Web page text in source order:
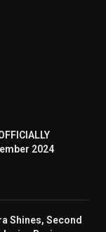
2024
Shines, Second